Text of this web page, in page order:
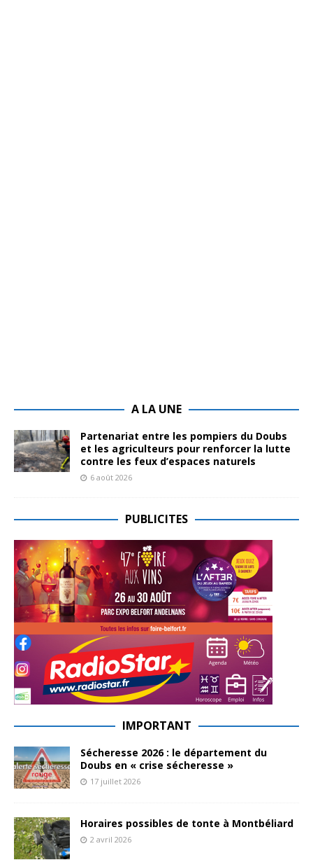
A LA UNE
Partenariat entre les pompiers du Doubs
et les agriculteurs pour renforcer la lutte
contre les feux d’espaces naturels
6 août 2026
PUBLICITES
IMPORTANT
Sécheresse 2026 : le département du
Doubs en « crise sécheresse »
17 juillet 2026
Horaires possibles de tonte à Montbéliard
2 avril 2026